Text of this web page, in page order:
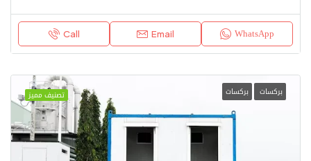
Call Email WhatsApp
تصنيف مميز بركسات بركسات